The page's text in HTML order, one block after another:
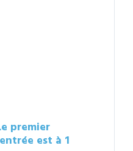
premier
est à 1